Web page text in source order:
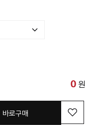
0 원
바로구매